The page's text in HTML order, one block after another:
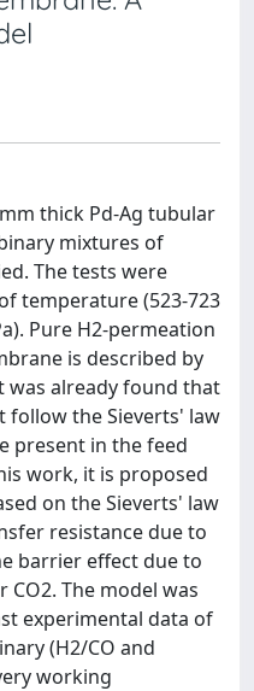
thick Pd-Ag tubular
mixtures of
The tests were
temperature (523-723
Pure H2-permeation
is described by
was already found that
follow the Sieverts' law
present in the feed
work, it is proposed
on the Sieverts' law
resistance due to
barrier effect due to
The model was
experimental data of
(H2/CO and
working